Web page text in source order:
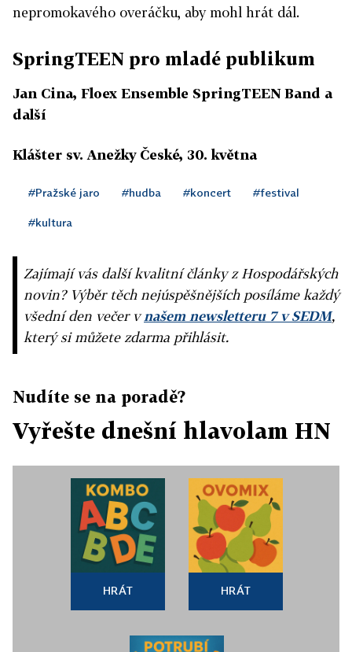
nepromokavého overáčku, aby mohl hrát dál.
SpringTEEN pro mladé publikum
Jan Cina, Floex Ensemble SpringTEEN Band a
další
Klášter sv. Anežky České, 30. května
#Pražské jaro #hudba #koncert #festival
#kultura
Zajímají vás další kvalitní články z Hospodářských
novin? Výběr těch nejúspěšnějších posíláme každý
všední den večer vnašem newsletteru 7 v SEDM,
který si můžete zdarma přihlásit.
Nudíte se na poradě?
Vyřešte dnešní hlavolam HN
HRÁT HRÁT